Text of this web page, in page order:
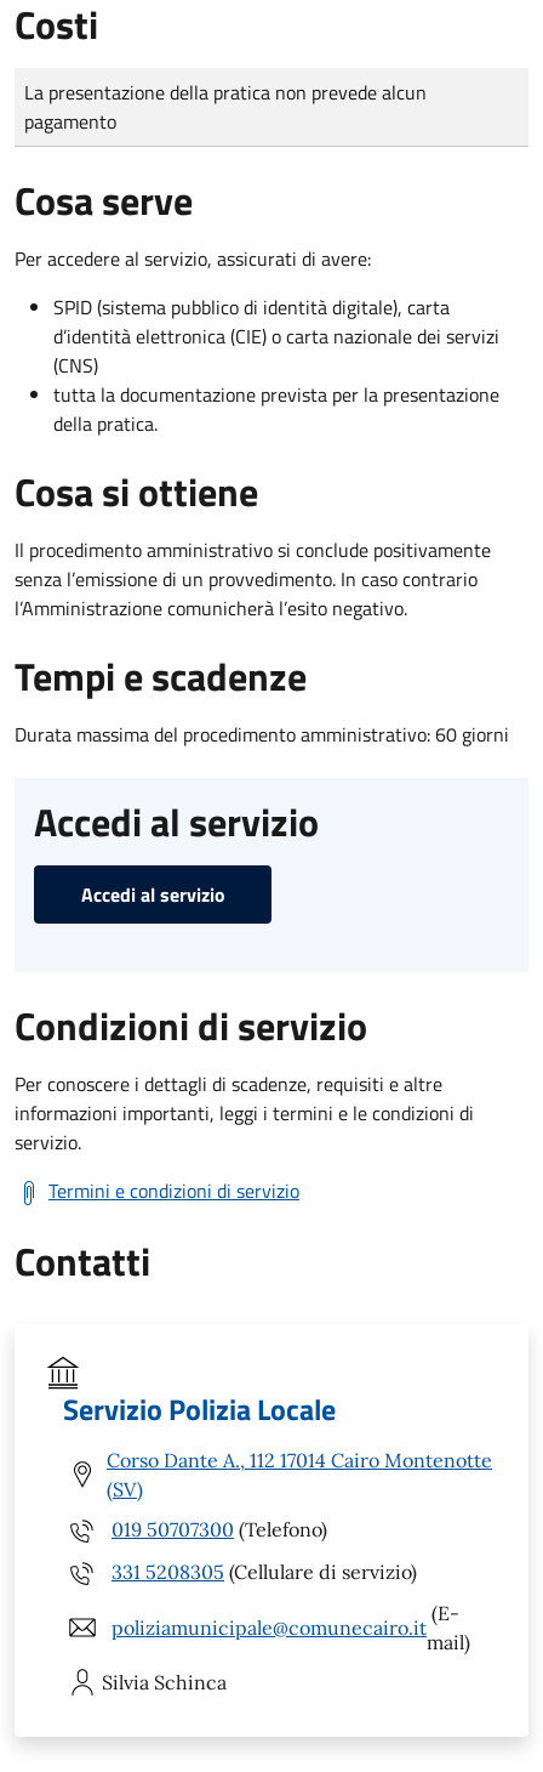
Costi
Tipo di pagamento
Importo
La presentazione della pratica non prevede alcun
pagamento
Cosa serve
Per accedere al servizio, assicurati di avere:
SPID (sistema pubblico di identità digitale), carta
d’identità elettronica (CIE) o carta nazionale dei servizi
(CNS)
tutta la documentazione prevista per la presentazione
della pratica.
Cosa si ottiene
Il procedimento amministrativo si conclude positivamente
senza l’emissione di un provvedimento. In caso contrario
l’Amministrazione comunicherà l’esito negativo.
Tempi e scadenze
Durata massima del procedimento amministrativo: 60 giorni
Accedi al servizio
Accedi al servizio
Condizioni di servizio
Per conoscere i dettagli di scadenze, requisiti e altre
informazioni importanti, leggi i termini e le condizioni di
servizio.
Termini e condizioni di servizio
Contatti
Servizio Polizia Locale
Corso Dante A., 112 17014 Cairo Montenotte
(SV)
019 50707300 (Telefono)
331 5208305 (Cellulare di servizio)
poliziamunicipale@comunecairo.it
(E-
mail)
Silvia Schinca